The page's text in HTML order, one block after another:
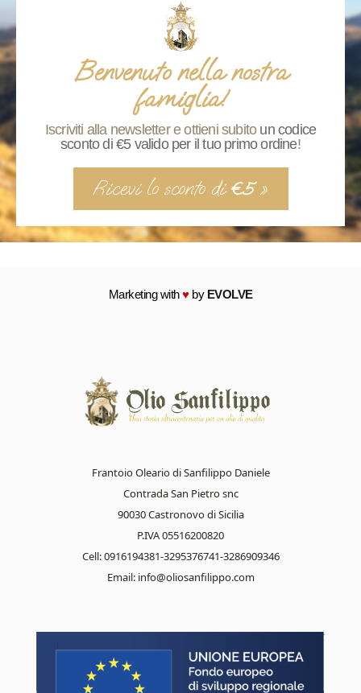
Benvenuto nella nostra
famiglia!
Iscriviti alla newsletter e ottieni subito un codice
sconto di €5 valido per il tuo primo ordine!
Ricevi lo sconto di €5»
Marketing with♥by EVOLVE
Frantoio Oleario di Sanfilippo Daniele
Contrada San Pietro snc
90030 Castronovo di Sicilia
P.IVA 05516200820
Cell: 0916194381-3295376741-3286909346
Email: info@oliosanfilippo.com